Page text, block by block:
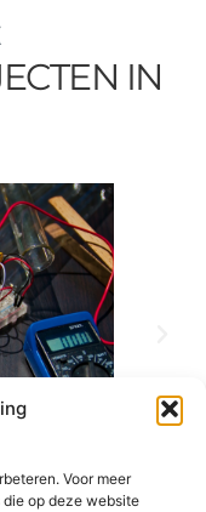
Voor meer
op deze website
IN